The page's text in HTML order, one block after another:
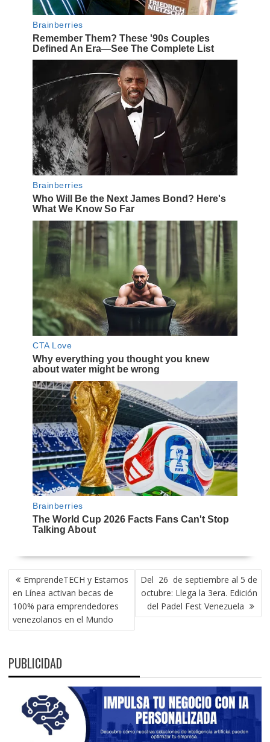
NAVEGACIÓN
DE
ENTRADAS
EmprendeTECH y Estamos
en Línea activan becas de
100% para emprendedores
venezolanos en el Mundo
Del 26 de septiembre al 5 de
octubre: Llega la 3era. Edición
del Padel Fest Venezuela
PUBLICIDAD